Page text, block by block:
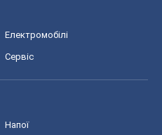
Електромобілі
Сервіс
Напої